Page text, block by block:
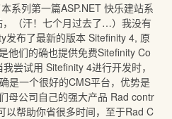
系列第一篇ASP.NET 快乐建站系
（汗！七个月过去了…）我没有
发布了最新的版本 Sitefinity 4, 原
他们的确也提供免费Sitefinity Co
尝试用 Sitefinity 4进行开发时，
是一个很好的CMS平台，优势是
母公司自己的强大产品 Rad contr
以帮助你省很多时间，至于Rad C